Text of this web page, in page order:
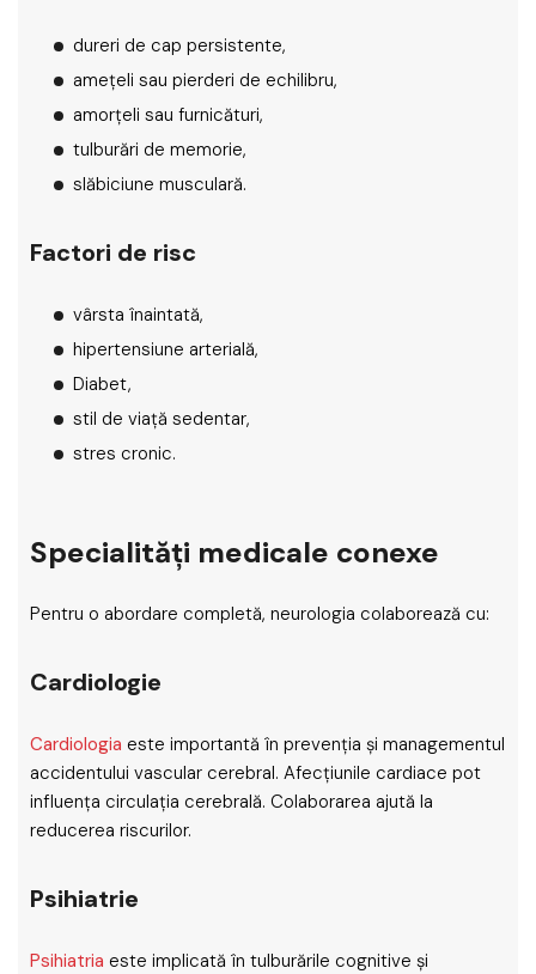
dureri de cap persistente,
amețeli sau pierderi de echilibru,
amorțeli sau furnicături,
tulburări de memorie,
slăbiciune musculară.
Factori de risc
vârsta înaintată,
hipertensiune arterială,
Diabet,
stil de viață sedentar,
stres cronic.
Specialități medicale conexe
Pentru o abordare completă, neurologia colaborează cu:
Cardiologie
Cardiologia este importantă în prevenția și managementul
accidentului vascular cerebral. Afecțiunile cardiace pot
influența circulația cerebrală. Colaborarea ajută la
reducerea riscurilor.
Psihiatrie
Psihiatria este implicată în tulburările cognitive și